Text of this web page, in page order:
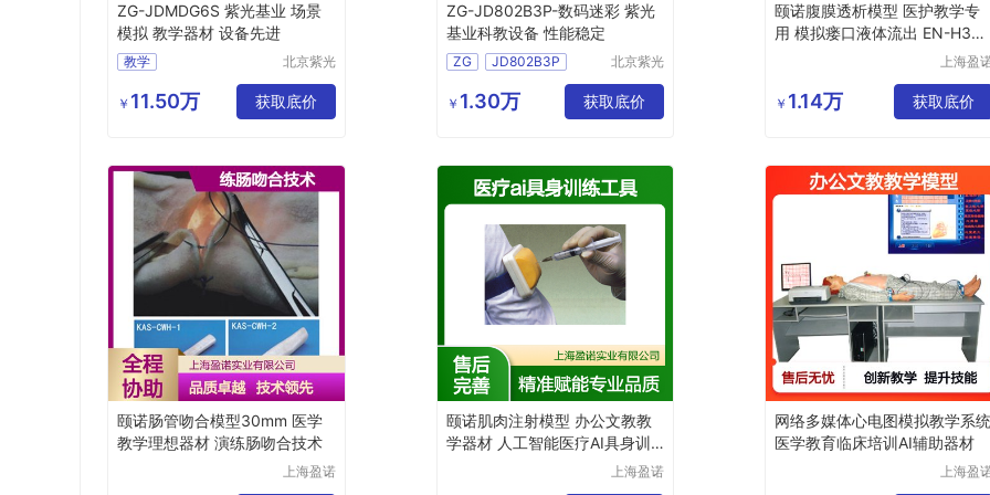
ZG-JDMDG6S 紫光基业 场景
模拟 教学器材 设备先进
教学
北京紫光
设备制造
有限公司
￥ 11.50万 获取底价
ZG-JD802B3P-数码迷彩 紫光
基业科教设备 性能稳定
ZG
JD802B3P
北京紫光
设备制造
有限公司
￥ 1.30万 获取底价
颐诺腹膜透析模型 医护教学专
用 模拟瘘口液体流出 EN-H334
上海盈
公司
￥ 1.14万 获取底价
颐诺肠管吻合模型30mm 医学
教学理想器材 演练肠吻合技术
上海盈诺
颐诺肌肉注射模型 办公文教教
学器材 人工智能医疗AI具身训
上海盈诺
网络多媒体心电图模拟教学系统
医学教育临床培训AI辅助器材
上海盈